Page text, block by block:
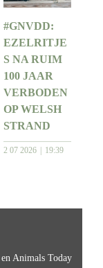
#GNVDD:
EZELRITJE
S NA RUIM
100 JAAR
VERBODEN
OP WELSH
STRAND
2 07 2026 19:39
Animals Today